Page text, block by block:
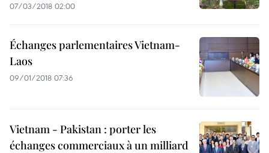
07/03/2018 02:00
Échanges parlementaires Vietnam-
Laos
09/01/2018 07:36
Vietnam - Pakistan : porter les
échanges commerciaux à un milliard